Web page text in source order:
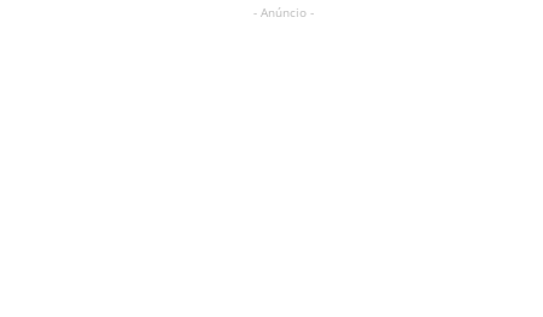
- Anúncio -